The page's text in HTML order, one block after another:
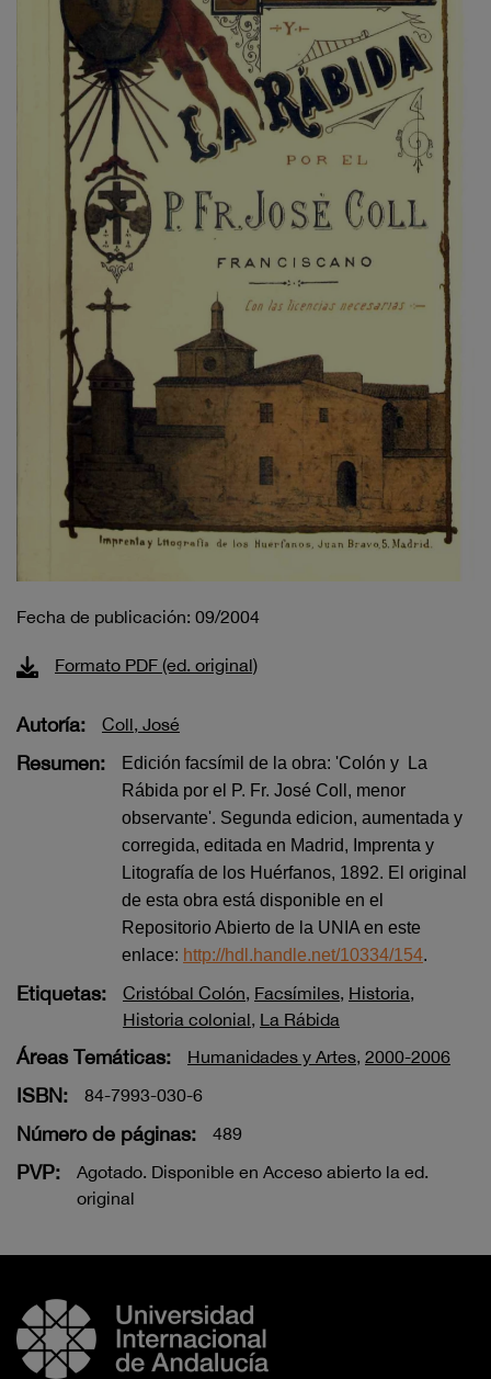
Fecha de publicación: 09/2004
Formato PDF (ed. original)
Autoría: Coll, José
Resumen:
Edición facsímil de la obra: 'Colón y La
Rábida por el P. Fr. José Coll, menor
observante'. Segunda edicion, aumentada y
corregida, editada en Madrid, Imprenta y
Litografía de los Huérfanos, 1892. El original
de esta obra está disponible en el
Repositorio Abierto de la UNIA en este
enlace: http://hdl.handle.net/10334/154.
Etiquetas: Cristóbal Colón, Facsímiles, Historia,
Historia colonial, La Rábida
Áreas Temáticas: Humanidades y Artes, 2000-2006
ISBN: 84-7993-030-6
Número de páginas: 489
PVP:
Agotado. Disponible en Acceso abierto la ed.
original